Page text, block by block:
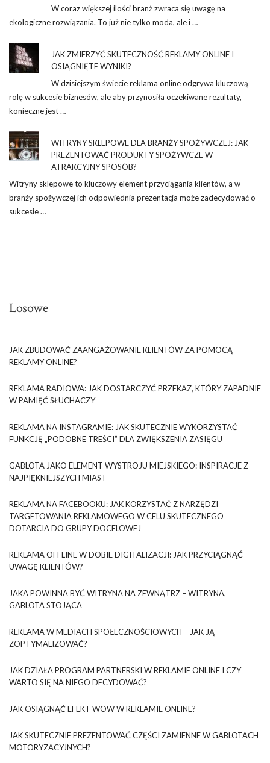
W coraz większej ilości branż zwraca się uwagę na
ekologiczne rozwiązania. To już nie tylko moda, ale i …
JAK ZMIERZYĆ SKUTECZNOŚĆ REKLAMY ONLINE I
OSIĄGNIĘTE WYNIKI?
W dzisiejszym świecie reklama online odgrywa kluczową
rolę w sukcesie biznesów, ale aby przynosiła oczekiwane rezultaty,
konieczne jest …
WITRYNY SKLEPOWE DLA BRANŻY SPOŻYWCZEJ: JAK
PREZENTOWAĆ PRODUKTY SPOŻYWCZE W
ATRAKCYJNY SPOSÓB?
Witryny sklepowe to kluczowy element przyciągania klientów, a w
branży spożywczej ich odpowiednia prezentacja może zadecydować o
sukcesie …
Losowe
JAK ZBUDOWAĆ ZAANGAŻOWANIE KLIENTÓW ZA POMOCĄ
REKLAMY ONLINE?
REKLAMA RADIOWA: JAK DOSTARCZYĆ PRZEKAZ, KTÓRY ZAPADNIE
W PAMIĘĆ SŁUCHACZY
REKLAMA NA INSTAGRAMIE: JAK SKUTECZNIE WYKORZYSTAĆ
FUNKCJĘ „PODOBNE TREŚCI” DLA ZWIĘKSZENIA ZASIĘGU
GABLOTA JAKO ELEMENT WYSTROJU MIEJSKIEGO: INSPIRACJE Z
NAJPIĘKNIEJSZYCH MIAST
REKLAMA NA FACEBOOKU: JAK KORZYSTAĆ Z NARZĘDZI
TARGETOWANIA REKLAMOWEGO W CELU SKUTECZNEGO
DOTARCIA DO GRUPY DOCELOWEJ
REKLAMA OFFLINE W DOBIE DIGITALIZACJI: JAK PRZYCIĄGNĄĆ
UWAGĘ KLIENTÓW?
JAKA POWINNA BYĆ WITRYNA NA ZEWNĄTRZ – WITRYNA,
GABLOTA STOJĄCA
REKLAMA W MEDIACH SPOŁECZNOŚCIOWYCH – JAK JĄ
ZOPTYMALIZOWAĆ?
JAK DZIAŁA PROGRAM PARTNERSKI W REKLAMIE ONLINE I CZY
WARTO SIĘ NA NIEGO DECYDOWAĆ?
JAK OSIĄGNĄĆ EFEKT WOW W REKLAMIE ONLINE?
JAK SKUTECZNIE PREZENTOWAĆ CZĘŚCI ZAMIENNE W GABLOTACH
MOTORYZACYJNYCH?